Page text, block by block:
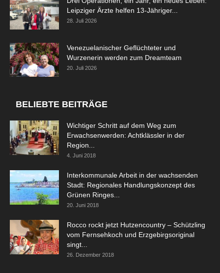
Leipziger Ärzte helfen 13-Jähriger...
28. Juli 2026
Venezuelanischer Geflüchteter und
Wurzenerin werden zum Dreamteam
20. Juli 2026
BELIEBTE BEITRÄGE
Wichtiger Schritt auf dem Weg zum
Erwachsenwerden: Achtklässler in der
Region...
4. Juni 2018
Interkommunale Arbeit in der wachsenden
Stadt: Regionales Handlungskonzept des
Grünen Ringes...
20. Juni 2018
Rocco rockt jetzt Hutzencountry – Schützling
vom Fernsehkoch und Erzgebirgsoriginal
singt...
26. Dezember 2018